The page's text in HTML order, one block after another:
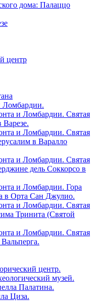
дома: Палаццо
центр
Ломбардии.
и Ломбардии. Святая
Варезе.
и Ломбардии. Святая
в Варалло
и Ломбардии. Святая
дель Соккорсо в
и Ломбардии. Гора
в Орта Сан Джулио.
и Ломбардии. Святая
Тринита (Святой
и Ломбардии. Святая
центр.
музей.
Палатина.
Циза.